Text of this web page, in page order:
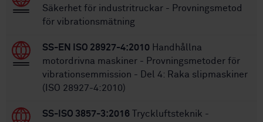
Säkerhet för industritruckar - Provningsmetod
för vibrationsmätning
SS-EN ISO 28927-4:2010 Handhållna
motordrivna maskiner - Provningsmetoder för
vibrationsemmission - Del 4: Raka slipmaskiner
(ISO 28927-4:2010)
SS-ISO 3857-3:2016 Tryckluftsteknik -